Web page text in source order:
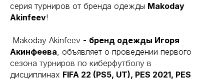
серия турниров от бренда одежды Makoday
Akinfeev!
Makoday Akinfeev - бренд одежды Игоря
Акинфеева, объявляет о проведении первого
сезона турниров по киберфутболу в
дисциплинах FIFA 22 (PS5, UT), PES 2021, PES